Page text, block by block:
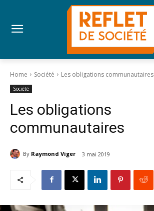
Home Société Les obligations communautaires
Société
Les obligations
communautaires
By Raymond Viger 3 mai 2019